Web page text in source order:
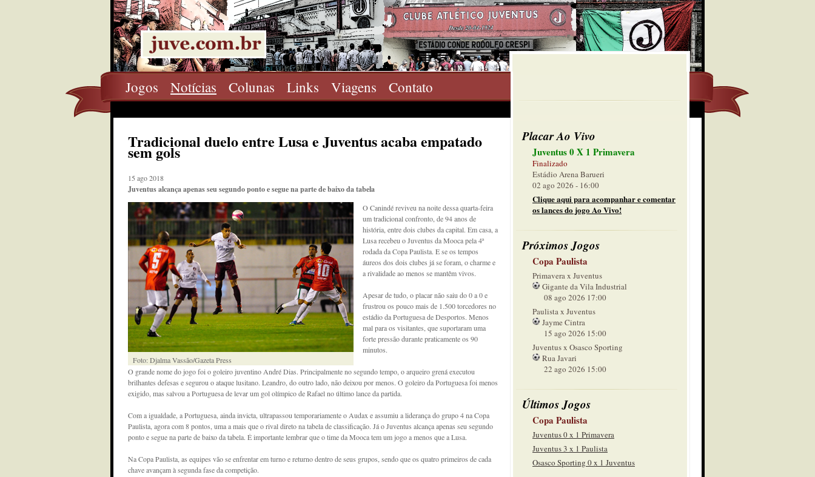
Jogos Notícias Colunas Links Viagens Contato
Placar Ao Vivo
Juventus 0 X 1 Primavera
Finalizado
Estádio Arena Barueri
02 ago 2026 - 16:00
Clique aqui para acompanhar e comentar
os lances do jogo Ao Vivo!
Próximos Jogos
Copa Paulista
Primavera x Juventus
Gigante da Vila Industrial
08 ago 2026 17:00
Paulista x Juventus
Jayme Cintra
15 ago 2026 15:00
Juventus x Osasco Sporting
Rua Javari
22 ago 2026 15:00
Últimos Jogos
Copa Paulista
Juventus 0 x 1 Primavera
Juventus 3 x 1 Paulista
Osasco Sporting 0 x 1 Juventus
Tradicional duelo entre Lusa e Juventus acaba empatado
sem gols
15 ago 2018
Juventus alcança apenas seu segundo ponto e segue na parte de baixo da tabela
Foto: Djalma Vassão/Gazeta Press
O Canindé reviveu na noite dessa quarta-feira
um tradicional confronto, de 94 anos de
história, entre dois clubes da capital. Em casa, a
Lusa recebeu o Juventus da Mooca pela 4ª
rodada da Copa Paulista. E se os tempos
áureos dos dois clubes já se foram, o charme e
a rivalidade ao menos se mantêm vivos.
Apesar de tudo, o placar não saiu do 0 a 0 e
frustrou os pouco mais de 1.500 torcedores no
estádio da Portuguesa de Desportos. Menos
mal para os visitantes, que suportaram uma
forte pressão durante praticamente os 90
minutos.
O grande nome do jogo foi o goleiro juventino André Dias. Principalmente no segundo tempo, o arqueiro grená executou
brilhantes defesas e segurou o ataque lusitano. Leandro, do outro lado, não deixou por menos. O goleiro da Portuguesa foi menos
exigido, mas salvou a Portuguesa de levar um gol olímpico de Rafael no último lance da partida.
Com a igualdade, a Portuguesa, ainda invicta, ultrapassou temporariamente o Audax e assumiu a liderança do grupo 4 na Copa
Paulista, agora com 8 pontos, uma a mais que o rival direto na tabela de classificação. Já o Juventus alcança apenas seu segundo
ponto e segue na parte de baixo da tabela. É importante lembrar que o time da Mooca tem um jogo a menos que a Lusa.
Na Copa Paulista, as equipes vão se enfrentar em turno e returno dentro de seus grupos, sendo que os quatro primeiros de cada
chave avançam à segunda fase da competição.